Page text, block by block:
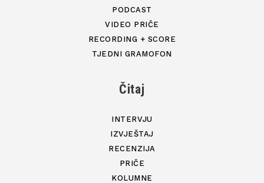
PODCAST
VIDEO PRIČE
RECORDING + SCORE
TJEDNI GRAMOFON
Čitaj
INTERVJU
IZVJEŠTAJ
RECENZIJA
PRIČE
KOLUMNE